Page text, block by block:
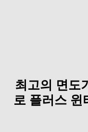
최고의 면도
로 플러스 윈